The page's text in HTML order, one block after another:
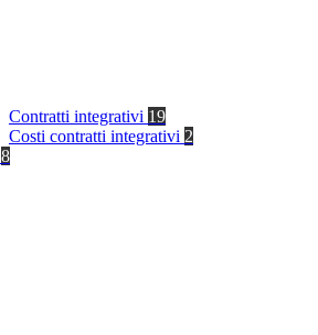
Contratti integrativi 19
Costi contratti integrativi 2
8